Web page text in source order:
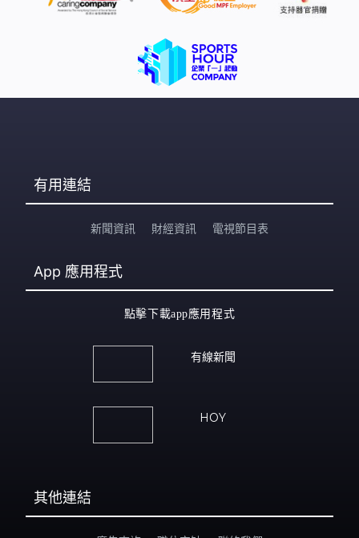
有用連結
新聞資訊 財經資訊 電視節目表
App 應用程式
點擊下載app應用程式
有線新聞
HOY
其他連結